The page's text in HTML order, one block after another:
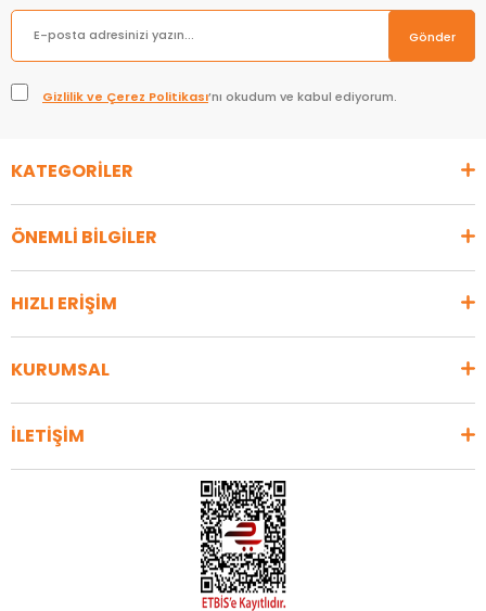
Gönder
Gizlilik ve Çerez Politikası’nı okudum ve kabul ediyorum.
KATEGORİLER
ÖNEMLİ BİLGİLER
HIZLI ERİŞİM
KURUMSAL
İLETİŞİM